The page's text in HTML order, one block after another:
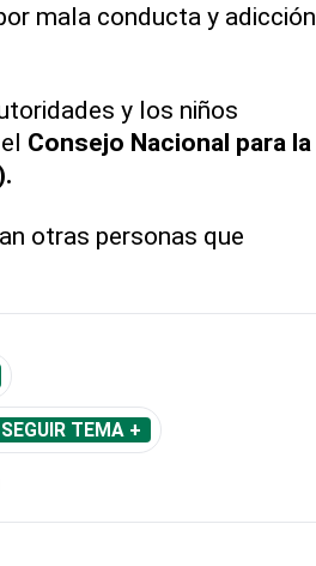
mala conducta y adicción
y los niños
Consejo Nacional para la
otras personas que
SEGUIR TEMA +